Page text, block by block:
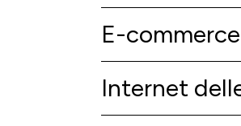
E-commerce
Internet